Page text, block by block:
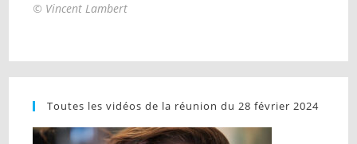
© Vincent Lambert
Toutes les vidéos de la réunion du 28 février 2024